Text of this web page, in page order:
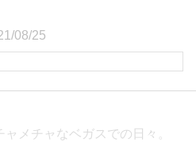
08/25
ャメチャなベガスでの日々。